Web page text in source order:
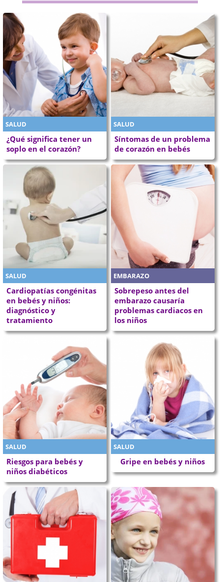
SALUD
¿Qué significa tener un
soplo en el corazón?
SALUD
Síntomas de un problema
de corazón en bebés
SALUD
Cardiopatías congénitas
en bebés y niños:
diagnóstico y
tratamiento
EMBARAZO
Sobrepeso antes del
embarazo causaría
problemas cardiacos en
los niños
SALUD
Riesgos para bebés y
niños diabéticos
SALUD
Gripe en bebés y niños